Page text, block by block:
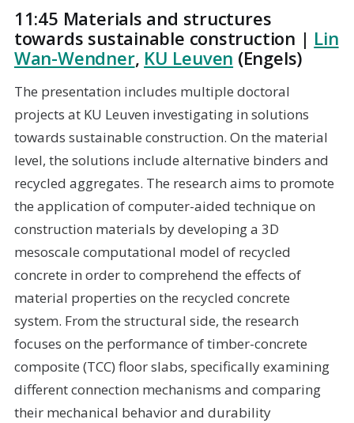
11:45 Materials and structures
towards sustainable construction | Lin
Wan-Wendner, KU Leuven (Engels)
The presentation includes multiple doctoral
projects at KU Leuven investigating in solutions
towards sustainable construction. On the material
level, the solutions include alternative binders and
recycled aggregates. The research aims to promote
the application of computer-aided technique on
construction materials by developing a 3D
mesoscale computational model of recycled
concrete in order to comprehend the effects of
material properties on the recycled concrete
system. From the structural side, the research
focuses on the performance of timber-concrete
composite (TCC) floor slabs, specifically examining
different connection mechanisms and comparing
their mechanical behavior and durability